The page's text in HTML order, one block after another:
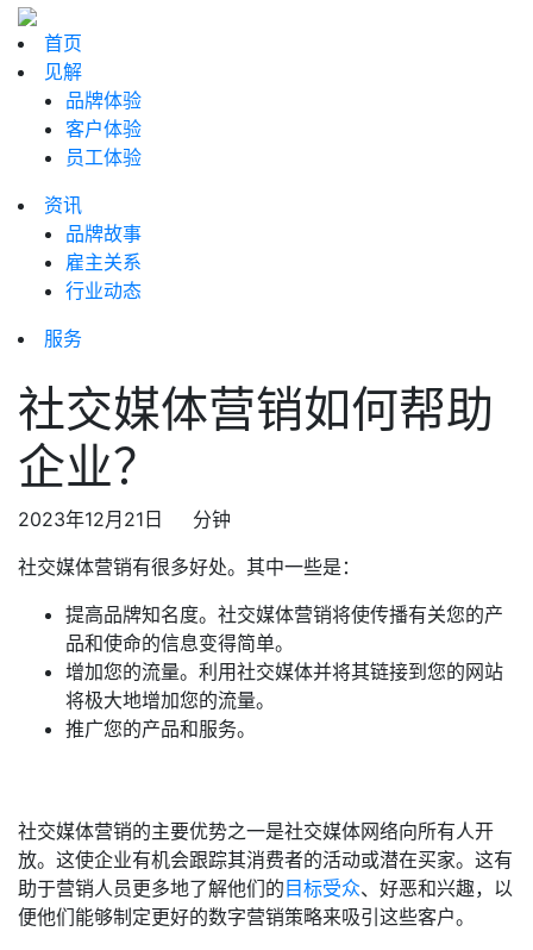
首页
见解
品牌体验
客户体验
员工体验
资讯
品牌故事
雇主关系
行业动态
服务
社交媒体营销如何帮助
企业？
2023年12月21日
分钟
社交媒体营销有很多好处。其中一些是：
提高品牌知名度。社交媒体营销将使传播有关您的产
品和使命的信息变得简单。
增加您的流量。利用社交媒体并将其链接到您的网站
将极大地增加您的流量。
推广您的产品和服务。
社交媒体营销的主要优势之一是社交媒体网络向所有人开
放。这使企业有机会跟踪其消费者的活动或潜在买家。这有
助于营销人员更多地了解他们的 目标受众、好恶和兴趣，以
便他们能够制定更好的数字营销策略来吸引这些客户。